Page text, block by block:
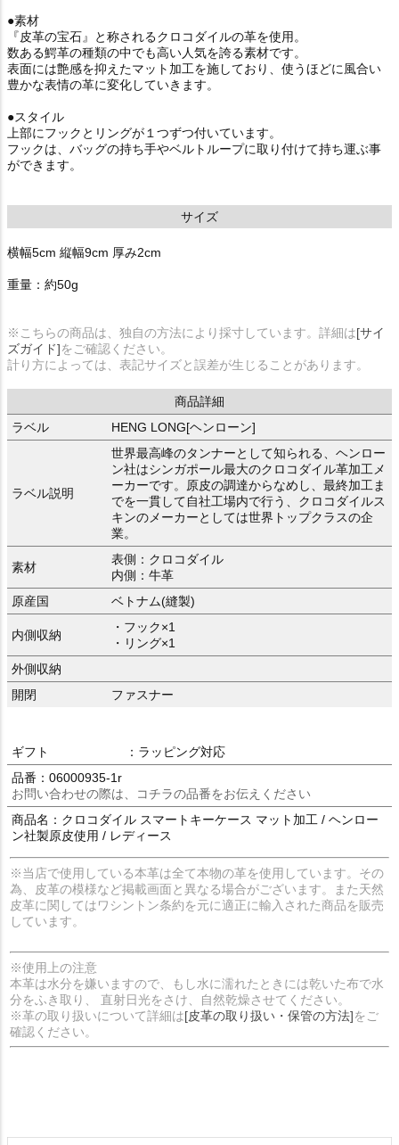
●素材
『皮革の宝石』と称されるクロコダイルの革を使用。
数ある鰐革の種類の中でも高い人気を誇る素材です。
表面には艶感を抑えたマット加工を施しており、使うほどに風合い
豊かな表情の革に変化していきます。
●スタイル
上部にフックとリングが１つずつ付いています。
フックは、バッグの持ち手やベルトループに取り付けて持ち運ぶ事
ができます。
サイズ
横幅5cm 縦幅9cm 厚み2cm
重量：約50g
※こちらの商品は、独自の方法により採寸しています。詳細は[サイ
ズガイド]をご確認ください。
計り方によっては、表記サイズと誤差が生じることがあります。
商品詳細
ラベル
HENG LONG[ヘンローン]
ラベル説明
世界最高峰のタンナーとして知られる、ヘンロー
ン社はシンガポール最大のクロコダイル革加工メ
ーカーです。原皮の調達からなめし、最終加工ま
でを一貫して自社工場内で行う、クロコダイルス
キンのメーカーとしては世界トップクラスの企
業。
素材
表側：クロコダイル
内側：牛革
原産国
ベトナム(縫製)
内側収納
・フック×1
・リング×1
外側収納
開閉
ファスナー
ギフト
：ラッピング対応
品番：06000935-1r
お問い合わせの際は、コチラの品番をお伝えください
商品名：クロコダイル スマートキーケース マット加工 / ヘンロー
ン社製原皮使用 / レディース
※当店で使用している本革は全て本物の革を使用しています。その
為、皮革の模様など掲載画面と異なる場合がございます。また天然
皮革に関してはワシントン条約を元に適正に輸入された商品を販売
しています。
※使用上の注意
本革は水分を嫌いますので、もし水に濡れたときには乾いた布で水
分をふき取り、 直射日光をさけ、自然乾燥させてください。
※革の取り扱いについて詳細は[皮革の取り扱い・保管の方法]をご
確認ください。